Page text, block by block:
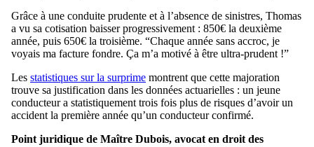
Grâce à une conduite prudente et à l’absence de sinistres, Thomas
a vu sa cotisation baisser progressivement : 850€ la deuxième
année, puis 650€ la troisième. “Chaque année sans accroc, je
voyais ma facture fondre. Ça m’a motivé à être ultra-prudent !”
Les statistiques sur la surprime montrent que cette majoration
trouve sa justification dans les données actuarielles : un jeune
conducteur a statistiquement trois fois plus de risques d’avoir un
accident la première année qu’un conducteur confirmé.
Point juridique de Maître Dubois, avocat en droit des